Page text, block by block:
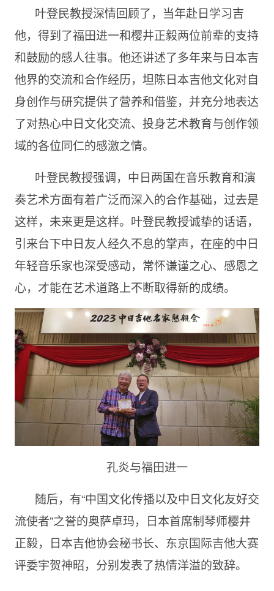
叶登⺠教授深情回顾了，当年赴日学习吉
他，得到了福田进一和樱井正毅两位前辈的支持
和鼓励的感人往事。他还讲述了多年来与日本吉
他界的交流和合作经历，坦陈日本吉他文化对自
身创作与研究提供了营养和借鉴，并充分地表达
了对热心中日文化交流、投身艺术教育与创作领
域的各位同仁的感激之情。
叶登⺠教授强调，中日两国在音乐教育和演
奏艺术方面有着广泛而深入的合作基础，过去是
这样，未来更是这样。叶登⺠教授诚挚的话语，
引来台下中日友人经久不息的掌声，在座的中日
年轻音乐家也深受感动，常怀谦谨之心、感恩之
心，才能在艺术道路上不断取得新的成绩。
孔炎与福田进一
随后，有“中国文化传播以及中日文化友好交
流使者”之誉的奥萨卓玛，日本首席制琴师樱井
正毅，日本吉他协会秘书⻓、东京国际吉他大赛
评委宇贺神昭，分别发表了热情洋溢的致辞。